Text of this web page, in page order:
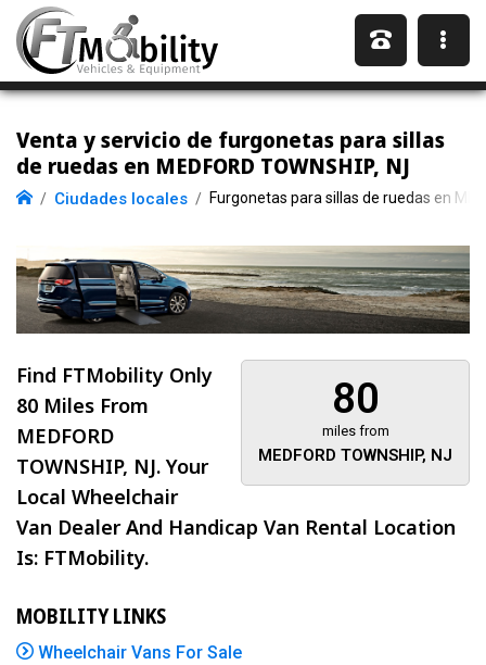
Venta y servicio de furgonetas para sillas
de ruedas en MEDFORD TOWNSHIP, NJ
Ciudades locales Furgonetas para sillas de ruedas en
80
miles from
MEDFORD TOWNSHIP, NJ
Find FTMobility Only
80 Miles From
MEDFORD
TOWNSHIP, NJ. Your
Local Wheelchair
Van Dealer And Handicap Van Rental Location
Is: FTMobility.
MOBILITY LINKS
Wheelchair Vans For Sale